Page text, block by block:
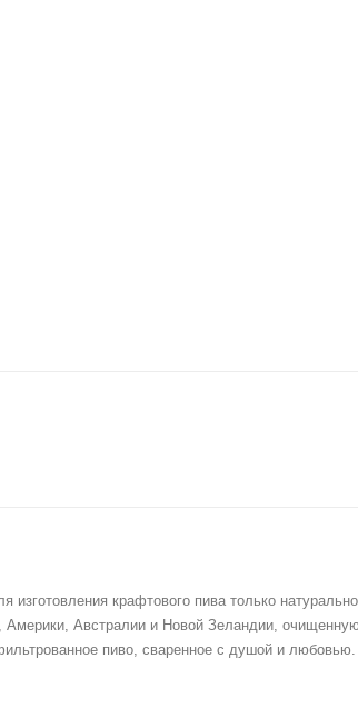
крафтового пива только
Австралии и Новой Зеландии,
пиво, сваренное с душой и любовью.